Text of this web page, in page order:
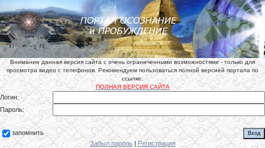
Внимание данная версия сайта с очень ограниченными возможностями - только для
просмотра видео с телефонов. Рекомендуем пользоваться полной версией портала по
ссылке:
ПОЛНАЯ ВЕРСИЯ САЙТА
Логин:
Пароль:
запомнить
Забыл пароль| Регистрация